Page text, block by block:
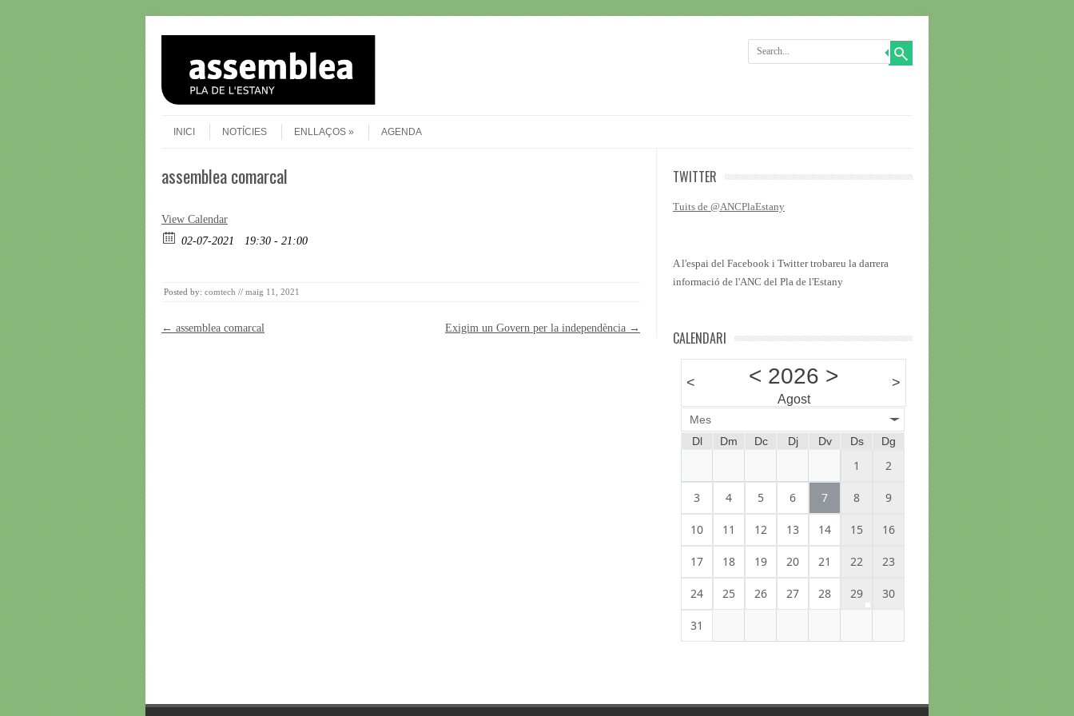
Menu
INICI
NOTÍCIES ENLLAÇOS AGENDA
assemblea comarcal
View Calendar
02-07-2021
19:30 - 21:00
Posted by: comtech // maig 11, 2021
Post navigation
← assemblea comarcal Exigim un Govern per la independència →
TWITTER
Tuits de @ANCPlaEstany
A l'espai del Facebook i Twitter trobareu la darrera
informació de l'ANC del Pla de l'Estany
CALENDARI
< < 2026 >
Agost
>
Mes
Dl
Dm Dc Dj Dv Ds Dg
1 2
3 4 5 6 7 8 9
10 11 12 13 14 15 16
17 18 19 20 21 22 23
24 25 26 27 28 29 30
31